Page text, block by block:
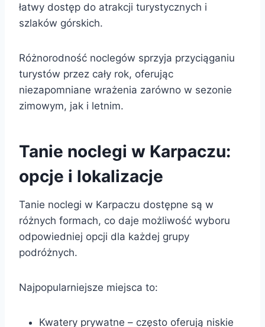
łatwy dostęp do atrakcji turystycznych i
szlaków górskich.
Różnorodność noclegów sprzyja przyciąganiu
turystów przez cały rok, oferując
niezapomniane wrażenia zarówno w sezonie
zimowym, jak i letnim.
Tanie noclegi w Karpaczu:
opcje i lokalizacje
Tanie noclegi w Karpaczu dostępne są w
różnych formach, co daje możliwość wyboru
odpowiedniej opcji dla każdej grupy
podróżnych.
Najpopularniejsze miejsca to:
Kwatery prywatne – często oferują niskie